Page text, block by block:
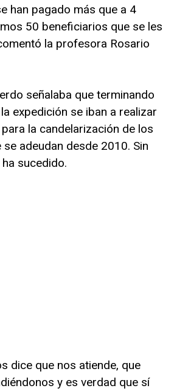
han pagado más que a 4
50 beneficiarios que se les
la profesora Rosario
señalaba que terminando
expedición se iban a realizar
la candelarización de los
adeudan desde 2010. Sin
sucedido.
dice que nos atiende, que
y es verdad que sí